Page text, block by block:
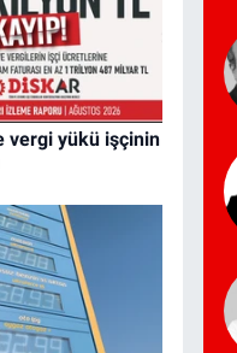
vergi yükü işçinin